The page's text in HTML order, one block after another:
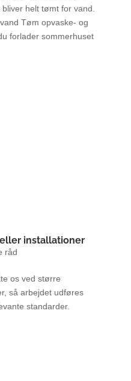
helt tømt for vand.
Tøm opvaske- og
forlader sommerhuset
installationer
råd
os ved større
så arbejdet udføres
standarder.